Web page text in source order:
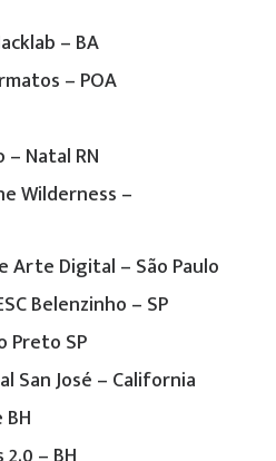
– BA
– POA
– Natal RN
Wilderness –
Arte Digital – São Paulo
Belenzinho – SP
Preto SP
San José – California